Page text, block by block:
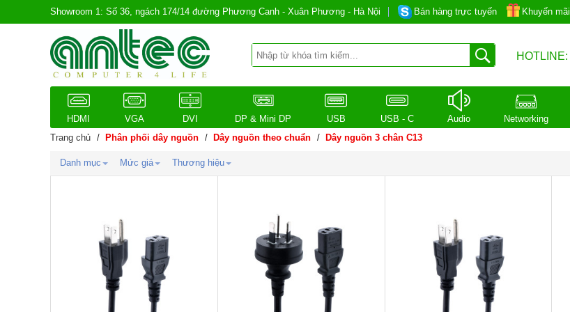
Showroom 1: Số 36, ngách 174/14 đường Phương Canh - Xuân Phương - Hà Nội Bán hàng trực tuyến Khuyến mãi
HOTLINE:
HDMI VGA DVI DP & Mini DP USB USB - C Audio Networking
Trang chủ / Phân phối dây nguồn / Dây nguồn theo chuẩn / Dây nguồn 3 chân C13
Danh mục Mức giá Thương hiệu